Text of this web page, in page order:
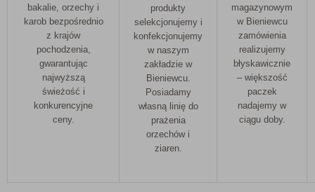
bakalie, orzechy i
karob bezpośrednio
z krajów
pochodzenia,
gwarantując
najwyższą
świeżość i
konkurencyjne
ceny.
produkty
selekcjonujemy i
konfekcjonujemy
w naszym
zakładzie w
Bieniewcu.
Posiadamy
własną linię do
prażenia
orzechów i
ziaren.
magazynowym
w Bieniewcu
zamówienia
realizujemy
błyskawicznie
– większość
paczek
nadajemy w
ciągu doby.